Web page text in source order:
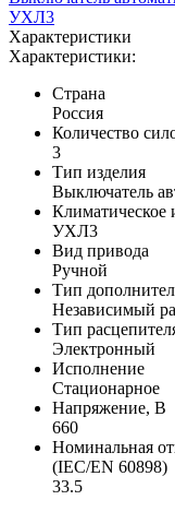
УХЛ3
Характеристики
Характеристики:
Страна
Россия
Количество
3
Тип изделия
Выключатель
Климатическое
УХЛ3
Вид привода
Ручной
Тип
Независимый
Тип
Электронный
Исполнение
Стационарное
Напряжение, В
660
Номинальная
(IEC/EN 60898)
33.5